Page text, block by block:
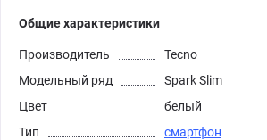
Общие характеристики
Производитель
Tecno
Модельный ряд
Spark Slim
Цвет
белый
Тип
смартфон